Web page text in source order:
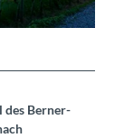
des Berner-